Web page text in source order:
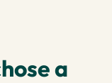
a